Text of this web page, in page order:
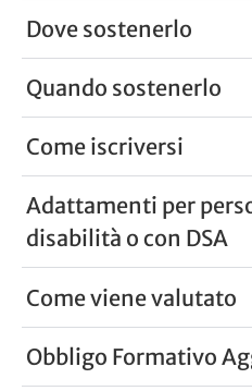
Dove sostenerlo
Quando sostenerlo
Come iscriversi
Adattamenti per
disabilità o con DSA
Come viene valutato
Obbligo Formativo